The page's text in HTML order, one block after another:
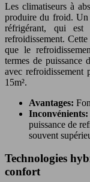
Les climatiseurs à
produire du froid. Un
réfrigérant, qui
refroidissement.
que le
termes de puissance
avec refroidissement
15m².
Avantages:
Inconvénients:
puissance de
souvent
Technologies
confort